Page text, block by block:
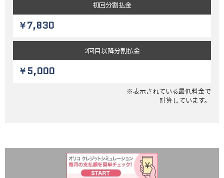
初回分割払金
￥7,830
2回目以降分割払金
￥5,000
※表示されている最低料金で
計算しています。